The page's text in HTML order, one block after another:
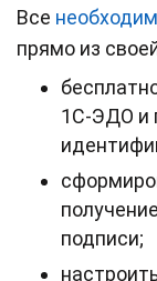
Все
прямо из
1С-ЭДО и
подписи;